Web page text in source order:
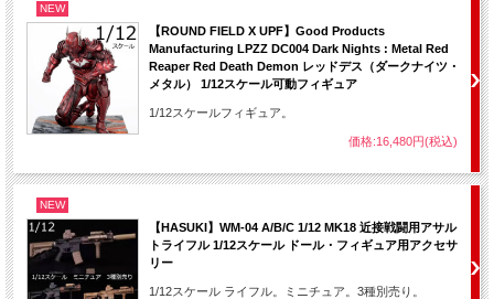
NEW
【ROUND FIELD X UPF】Good Products
Manufacturing LPZZ DC004 Dark Nights : Metal Red
Reaper Red Death Demon レッドデス（ダークナイツ・
メタル） 1/12スケール可動フィギュア
1/12スケールフィギュア。
価格:16,480円(税込)
NEW
【HASUKI】WM-04 A/B/C 1/12 MK18 近接戦闘用アサル
トライフル 1/12スケール ドール・フィギュア用アクセサ
リー
1/12スケール ライフル。ミニチュア。3種別売り。